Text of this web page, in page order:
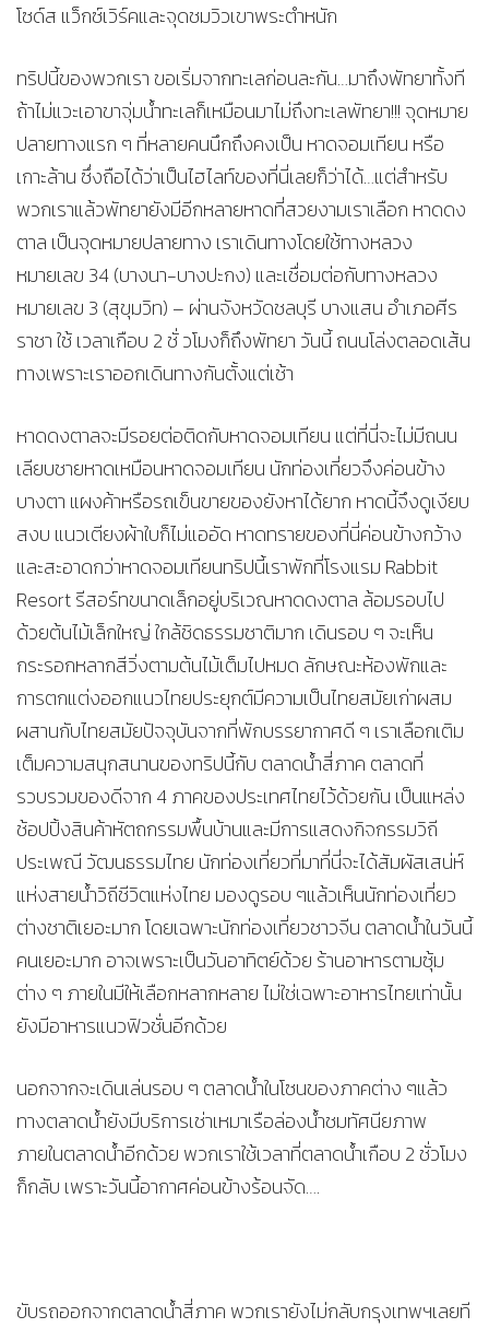
โซด์ส แว็กซ์เวิร์คและจุดชมวิวเขาพระตำหนัก
ทริปนี้ของพวกเรา ขอเริ่มจากทะเลก่อนละกัน…มาถึงพัทยาทั้งที
ถ้าไม่แวะเอาขาจุ่มน้ำทะเลก็เหมือนมาไม่ถึงทะเลพัทยา!!! จุดหมาย
ปลายทางแรก ๆ ที่หลายคนนึกถึงคงเป็น หาดจอมเทียน หรือ
เกาะล้าน ซึ่งถือได้ว่าเป็นไฮไลท์ของที่นี่เลยก็ว่าได้…แต่สำหรับ
พวกเราแล้วพัทยายังมีอีกหลายหาดที่สวยงามเราเลือก หาดดง
ตาล เป็นจุดหมายปลายทาง เราเดินทางโดยใช้ทางหลวง
หมายเลข 34 (บางนา-บางปะกง) และเชื่อมต่อกับทางหลวง
หมายเลข 3 (สุขุมวิท) – ผ่านจังหวัดชลบุรี บางแสน อำเภอศีร
ราชา ใช้ เวลาเกือบ 2 ชั่ วโมงก็ถึงพัทยา วันนี้ ถนนโล่งตลอดเส้น
ทางเพราะเราออกเดินทางกันตั้งแต่เช้า
หาดดงตาลจะมีรอยต่อติดกับหาดจอมเทียน แต่ที่นี่จะไม่มีถนน
เลียบชายหาดเหมือนหาดจอมเทียน นักท่องเที่ยวจึงค่อนข้าง
บางตา แผงค้าหรือรถเข็นขายของยังหาได้ยาก หาดนี้จึงดูเงียบ
สงบ แนวเตียงผ้าใบก็ไม่แออัด หาดทรายของที่นี่ค่อนข้างกว้าง
และสะอาดกว่าหาดจอมเทียนทริปนี้เราพักที่โรงแรม Rabbit
Resort รีสอร์ทขนาดเล็กอยู่บริเวณหาดดงตาล ล้อมรอบไป
ด้วยต้นไม้เล็กใหญ่ ใกล้ชิดธรรมชาติมาก เดินรอบ ๆ จะเห็น
กระรอกหลากสีวิ่งตามต้นไม้เต็มไปหมด ลักษณะห้องพักและ
การตกแต่งออกแนวไทยประยุกต์มีความเป็นไทยสมัยเก่าผสม
ผสานกับไทยสมัยปัจจุบันจากที่พักบรรยากาศดี ๆ เราเลือกเติม
เต็มความสนุกสนานของทริปนี้กับ ตลาดน้ำสี่ภาค ตลาดที่
รวบรวมของดีจาก 4 ภาคของประเทศไทยไว้ด้วยกัน เป็นแหล่ง
ช้อปปิ้งสินค้าหัตถกรรมพื้นบ้านและมีการแสดงกิจกรรมวิถี
ประเพณี วัฒนธรรมไทย นักท่องเที่ยวที่มาที่นี่จะได้สัมผัสเสน่ห์
แห่งสายน้ำวิถีชีวิตแห่งไทย มองดูรอบ ๆแล้วเห็นนักท่องเที่ยว
ต่างชาติเยอะมาก โดยเฉพาะนักท่องเที่ยวชาวจีน ตลาดน้ำในวันนี้
คนเยอะมาก อาจเพราะเป็นวันอาทิตย์ด้วย ร้านอาหารตามซุ้ม
ต่าง ๆ ภายในมีให้เลือกหลากหลาย ไม่ใช่เฉพาะอาหารไทยเท่านั้น
ยังมีอาหารแนวฟิวชั่นอีกด้วย
นอกจากจะเดินเล่นรอบ ๆ ตลาดน้ำในโซนของภาคต่าง ๆแล้ว
ทางตลาดน้ำยังมีบริการเช่าเหมาเรือล่องน้ำชมทัศนียภาพ
ภายในตลาดน้ำอีกด้วย พวกเราใช้เวลาที่ตลาดน้ำเกือบ 2 ชั่วโมง
ก็กลับ เพราะวันนี้อากาศค่อนข้างร้อนจัด….
ขับรถออกจากตลาดน้ำสี่ภาค พวกเรายังไม่กลับกรุงเทพฯเลยที